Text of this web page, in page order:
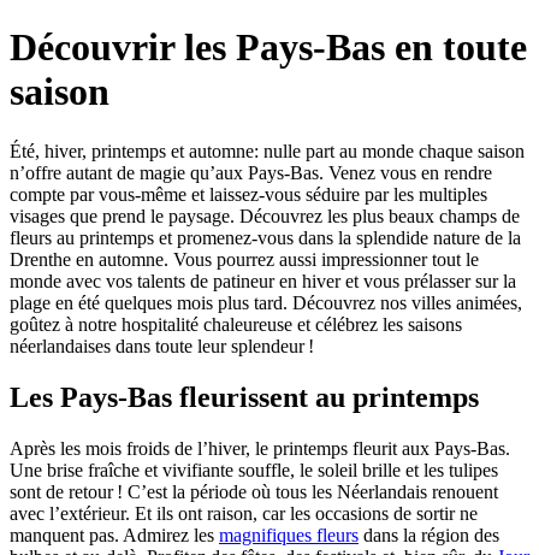
Découvrir les Pays-Bas en toute
saison
Été, hiver, printemps et automne: nulle part au monde chaque saison
n’offre autant de magie qu’aux Pays-Bas. Venez vous en rendre
compte par vous-même et laissez-vous séduire par les multiples
visages que prend le paysage. Découvrez les plus beaux champs de
fleurs au printemps et promenez-vous dans la splendide nature de la
Drenthe en automne. Vous pourrez aussi impressionner tout le
monde avec vos talents de patineur en hiver et vous prélasser sur la
plage en été quelques mois plus tard. Découvrez nos villes animées,
goûtez à notre hospitalité chaleureuse et célébrez les saisons
néerlandaises dans toute leur splendeur !
Les Pays-Bas fleurissent au printemps
Après les mois froids de l’hiver, le printemps fleurit aux Pays-Bas.
Une brise fraîche et vivifiante souffle, le soleil brille et les tulipes
sont de retour ! C’est la période où tous les Néerlandais renouent
avec l’extérieur. Et ils ont raison, car les occasions de sortir ne
manquent pas. Admirez les magnifiques fleurs dans la région des